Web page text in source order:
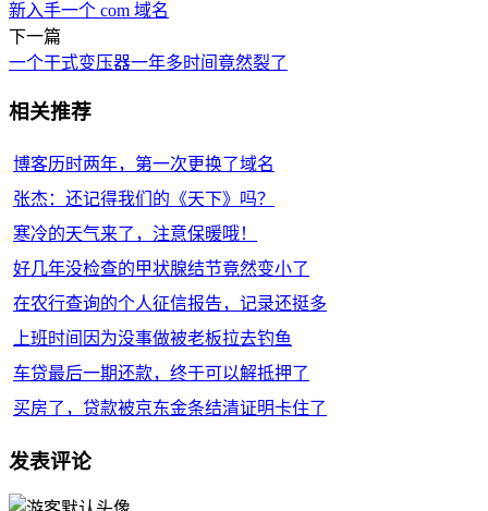
新入手一个 com 域名
下一篇
一个干式变压器一年多时间竟然裂了
相关推荐
博客历时两年，第一次更换了域名
张杰：还记得我们的《天下》吗？
寒冷的天气来了，注意保暖哦！
好几年没检查的甲状腺结节竟然变小了
在农行查询的个人征信报告，记录还挺多
上班时间因为没事做被老板拉去钓鱼
车贷最后一期还款，终于可以解抵押了
买房了，贷款被京东金条结清证明卡住了
发表评论